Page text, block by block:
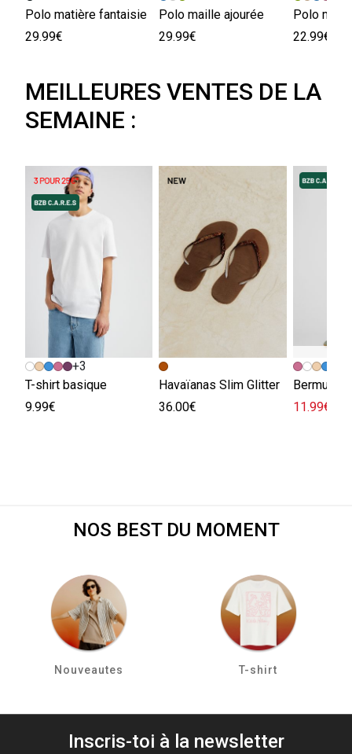
Polo matière fantaisie
29.99€
Polo maille ajourée
29.99€
Polo
22.99€
MEILLEURES VENTES DE LA
SEMAINE :
+3
T-shirt basique
9.99€
Havaïanas Slim Glitter
36.00€
Bermuda
11.99€
NOS BEST DU MOMENT
Nouveautes T-shirt
Inscris-toi à la newsletter